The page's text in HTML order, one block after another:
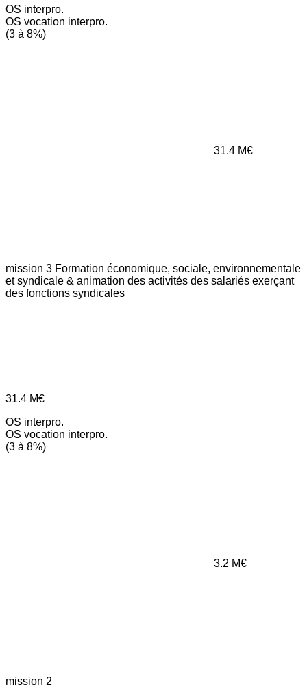
OS interpro.
OS vocation interpro.
(3 à 8%)
31.4 M€
mission 3 Formation économique, sociale, environnementale
et syndicale & animation des activités des salariés exerçant
des fonctions syndicales
31.4 M€
OS interpro.
OS vocation interpro.
(3 à 8%)
3.2 M€
mission 2